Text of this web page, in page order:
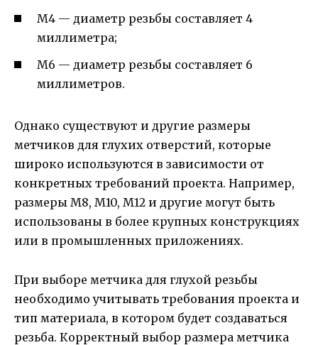
М4 — диаметр резьбы составляет 4
миллиметра;
М6 — диаметр резьбы составляет 6
миллиметров.
Однако существуют и другие размеры
метчиков для глухих отверстий, которые
широко используются в зависимости от
конкретных требований проекта. Например,
размеры М8, М10, М12 и другие могут быть
использованы в более крупных конструкциях
или в промышленных приложениях.
При выборе метчика для глухой резьбы
необходимо учитывать требования проекта и
тип материала, в котором будет создаваться
резьба. Корректный выбор размера метчика